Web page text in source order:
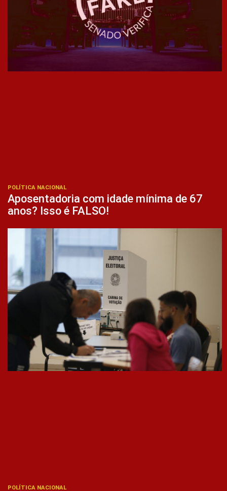
POLÍTICA NACIONAL
Aposentadoria com idade mínima de 67
anos? Isso é FALSO!
POLÍTICA NACIONAL